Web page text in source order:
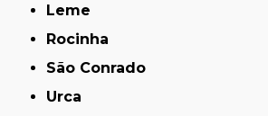
Leme
Rocinha
São Conrado
Urca